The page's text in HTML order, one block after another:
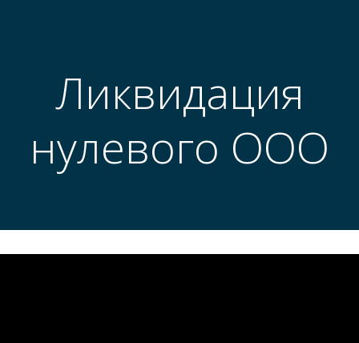
Ликвидация
нулевого ООО